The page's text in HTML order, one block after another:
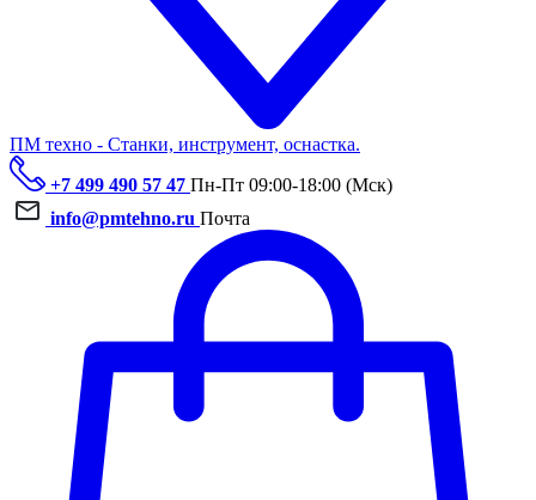
ПМ техно - Станки, инструмент, оснастка.
+7 499 490 57 47 Пн-Пт 09:00-18:00 (Мск)
info@pmtehno.ru Почта